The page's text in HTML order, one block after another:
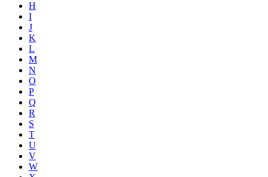
H
I
J
K
L
M
N
O
P
Q
R
S
T
U
V
W